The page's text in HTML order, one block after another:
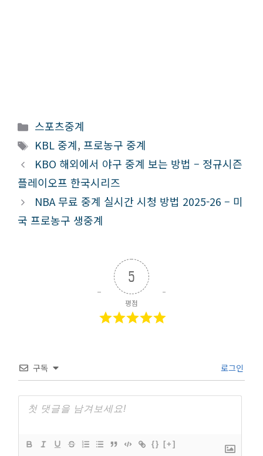
카
테
리
스포츠중계
태
그
KBL 중계, 프로농구 중계
KBO 해외에서 야구 중계 보는 방법 – 정규시즌
플레이오프 한국시리즈
NBA 무료 중계 실시간 시청 방법 2025-26 – 미
국 프로농구 생중계
5
평점
구독 로그인
{} [+]